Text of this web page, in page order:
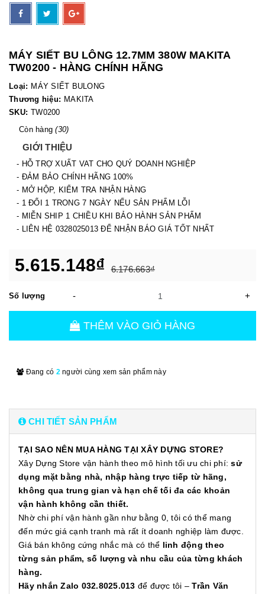
MÁY SIẾT BU LÔNG 12.7MM 380W MAKITA
TW0200 - HÀNG CHÍNH HÃNG
Loại: MÁY SIẾT BULONG
Thương hiệu: MAKITA
SKU: TW0200
Còn hàng(30)
GIỚI THIỆU
- HỖ TRỢ XUẤT VAT CHO QUÝ DOANH NGHIỆP
- ĐẢM BẢO CHÍNH HÃNG 100%
- MỞ HỘP, KIỂM TRA NHẬN HÀNG
- 1 ĐỔI 1 TRONG 7 NGÀY NẾU SẢN PHẨM LỖI
- MIỄN SHIP 1 CHIỀU KHI BẢO HÀNH SẢN PHẨM
- LIÊN HỆ 0328025013 ĐỂ NHẬN BÁO GIÁ TỐT NHẤT
5.615.148₫ 6.176.663₫
Số lượng - +
THÊM VÀO GIỎ HÀNG
Đang có 2 người cùng xem sản phẩm này
CHI TIẾT SẢN PHẨM
TẠI SAO NÊN MUA HÀNG TẠI XÂY DỰNG STORE?
Xây Dựng Store vận hành theo mô hình tối ưu chi phí:sử
dụng mặt bằng nhà, nhập hàng trực tiếp từ hãng,
không qua trung gian và hạn chế tối đa các khoản
vận hành không cần thiết.
Nhờ chi phí vận hành gần như bằng 0, tôi có thể mang
đến mức giá cạnh tranh mà rất ít doanh nghiệp làm được.
Giá bán không cứng nhắc mà có thể linh động theo
từng sản phẩm, số lượng và nhu cầu của từng khách
hàng.
Hãy nhắn Zalo 032.8025.013 để được tôi –Trần Văn